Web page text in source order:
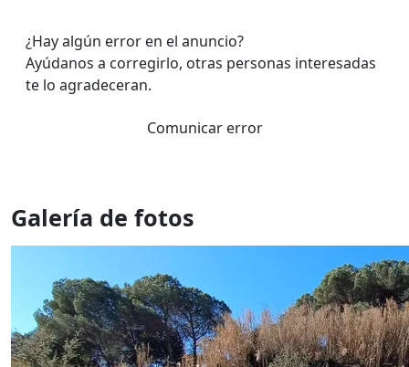
¿Hay algún error en el anuncio?
Ayúdanos a corregirlo, otras personas interesadas
te lo agradeceran.
Comunicar error
Galería de fotos